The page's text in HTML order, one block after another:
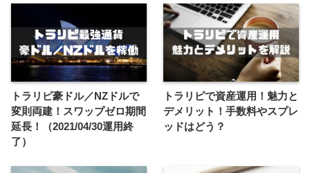
トラリピ豪ドル／NZドルで
変則両建！スワップゼロ期間
延長！（2021/04/30運用終
了）
トラリピで資産運用！魅力と
デメリット！手数料やスプレ
ッドはどう？